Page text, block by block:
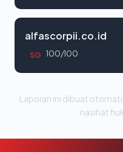
alfascorpii.co.id
SG 100/100
Laporan ini dibuat
nasihat